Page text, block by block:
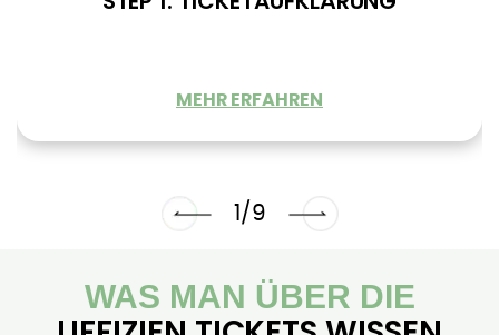
MEHR ERFAHREN
1/9
WAS MAN ÜBER DIE